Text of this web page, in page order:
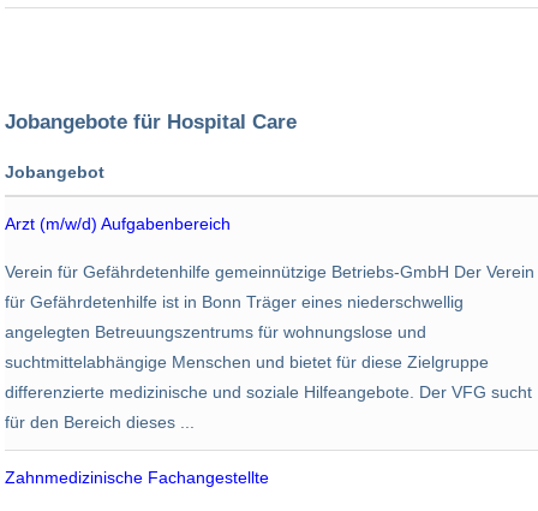
Jobangebote für Hospital Care
Jobangebot
Arbeitgeber
Standort
Arzt (m/w/d) Aufgabenbereich
Bonn
Verein für Gefährdetenhilfe gemeinnützige Betriebs-GmbH Der Verein
für Gefährdetenhilfe ist in Bonn Träger eines niederschwellig
angelegten Betreuungszentrums für wohnungslose und
suchtmittelabhängige Menschen und bietet für diese Zielgruppe
differenzierte medizinische und soziale Hilfeangebote. Der VFG sucht
für den Bereich dieses ...
Zahnmedizinische Fachangestellte